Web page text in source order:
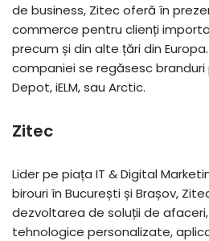
de business, Zitec oferă în
commerce pentru clienți
precum și din alte țări din
companiei se regăsesc branduri
Depot, iELM, sau Arctic.
Zitec
Lider pe piața IT & Digital
birouri în București și Brașov,
dezvoltarea de soluții de
tehnologice personalizate,